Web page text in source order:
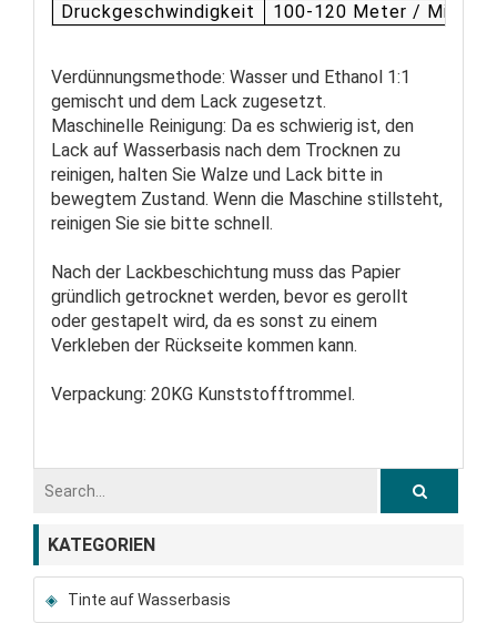
Druckgeschwindigkeit
100-120 Meter / Minute
Verdünnungsmethode: Wasser und Ethanol 1:1
gemischt und dem Lack zugesetzt.
Maschinelle Reinigung: Da es schwierig ist, den
Lack auf Wasserbasis nach dem Trocknen zu
reinigen, halten Sie Walze und Lack bitte in
bewegtem Zustand. Wenn die Maschine stillsteht,
reinigen Sie sie bitte schnell.
Nach der Lackbeschichtung muss das Papier
gründlich getrocknet werden, bevor es gerollt
oder gestapelt wird, da es sonst zu einem
Verkleben der Rückseite kommen kann.
Verpackung: 20KG Kunststofftrommel.
KATEGORIEN
Tinte auf Wasserbasis